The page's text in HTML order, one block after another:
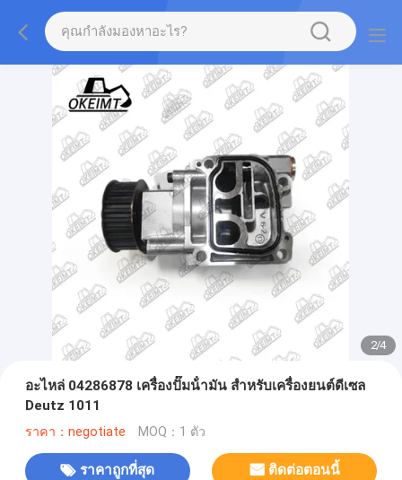
2/4
อะไหล่ 04286878 เครื่องปั๊มน้ํามัน สําหรับเครื่องยนต์ดีเซล
Deutz 1011
ราคา：negotiate MOQ：1 ตัว
ราคาถูกที่สุด ติดต่อตอนนี้